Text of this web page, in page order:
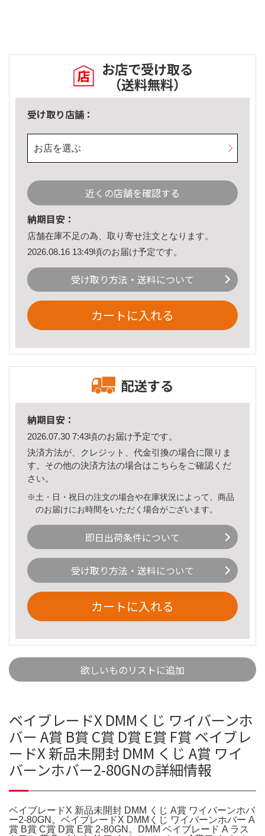
お店で受け取る
（送料無料）
受け取り店舗：
お店を選ぶ
近くの店舗を確認する
納期目安：
店舗在庫不足の為、取り寄せ注文となります。
2026.08.16 13:49頃のお届け予定です。
受け取り方法・送料について
カートに入れる
配送する
納期目安：
2026.07.30 7:43頃のお届け予定です。
決済方法が、クレジット、代金引換の場合に限りま
す。その他の決済方法の場合はこちら をご確認くだ
さい。
※土・日・祝日の注文の場合や在庫状況によって、商品
のお届けにお時間をいただく場合がございます。
即日出荷条件について
受け取り方法・送料について
カートに入れる
欲しいものリストに追加
ベイブレードX DMMくじ ワイバーンホ
バー A賞 B賞 C賞 D賞 E賞 F賞 ベイブレ
ードX 新品未開封 DMM くじ A賞 ワイ
バーンホバー2-80GNの詳細情報
ベイブレードX 新品未開封 DMM くじ A賞 ワイバーンホバ
ー2-80GN。ベイブレードX DMMくじ ワイバーンホバー A
賞 B賞 C賞 D賞 E賞 2-80GN。DMM ベイブレード A ラス